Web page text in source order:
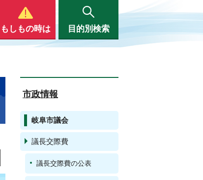
もしもの時は 目的別検索
市政情報
岐阜市議会
議長交際費
議長交際費の公表